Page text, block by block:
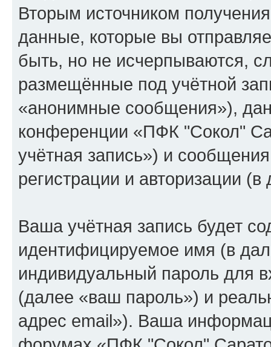
Вторым источником
данные, которые вы
быть, но не исчерпываются,
размещённые под учётной
«анонимные сообщения»),
конференции «ПФК "Сокол"
учётная запись») и
регистрации и авторизации
Ваша учётная запись будет
идентифицируемое имя (в
индивидуальный пароль для
(далее «ваш пароль») и
адрес email»). Ваша